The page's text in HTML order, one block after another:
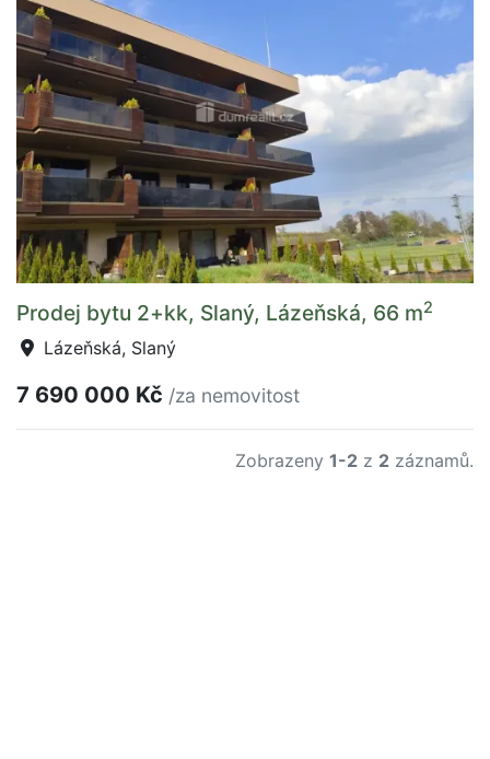
Prodej bytu 2+kk, Slaný, Lázeňská, 66 m2
Lázeňská, Slaný
7 690 000 Kč /za nemovitost
Zobrazeny 1-2 z 2 záznamů.